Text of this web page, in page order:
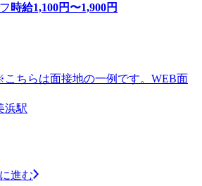
時給1,100円〜1,900円
ちらは面接地の一例です。WEB面
浜駅
進む